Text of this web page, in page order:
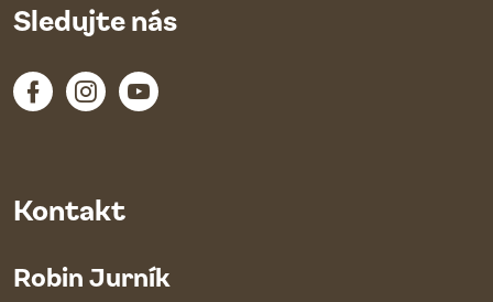
Kontakt
Robin Jurník
Sledujte nás